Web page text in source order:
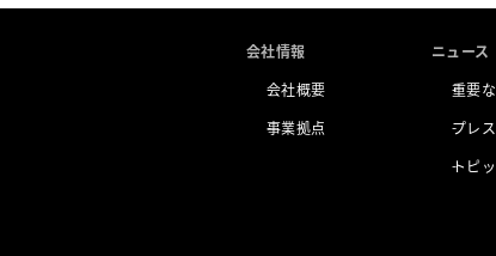
会社情報
会社概要
事業拠点
ニュース
重要
プレ
トピ